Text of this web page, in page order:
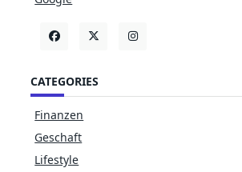
CATEGORIES
Finanzen
Geschaft
Lifestyle